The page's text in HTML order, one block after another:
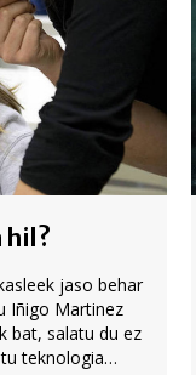
hil?
jaso behar
Iñigo Martinez
bat, salatu du ez
teknologia